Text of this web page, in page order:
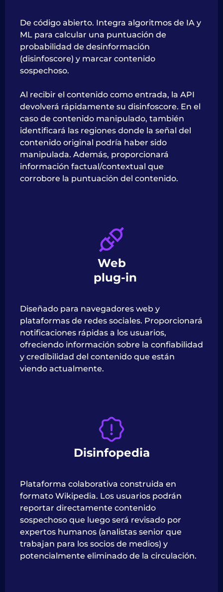
De código abierto. Integra algoritmos de IA y
ML para calcular una puntuación de
probabilidad de desinformación
(disinfoscore) y marcar contenido
sospechoso.
Al recibir el contenido como entrada, la API
devolverá rápidamente su disinfoscore. En el
caso de contenido manipulado, también
identificará las regiones donde la señal del
contenido original podría haber sido
manipulada. Además, proporcionará
información factual/contextual que
corrobore la puntuación del contenido.
Web
plug-in
Diseñado para navegadores web y
plataformas de redes sociales. Proporcionará
notificaciones rápidas a los usuarios,
ofreciendo información sobre la confiabilidad
y credibilidad del contenido que están
viendo actualmente.
Disinfopedia
Plataforma colaborativa construida en
formato Wikipedia. Los usuarios podrán
reportar directamente contenido
sospechoso que luego será revisado por
expertos humanos (analistas senior que
trabajan para los socios de medios) y
potencialmente eliminado de la circulación.